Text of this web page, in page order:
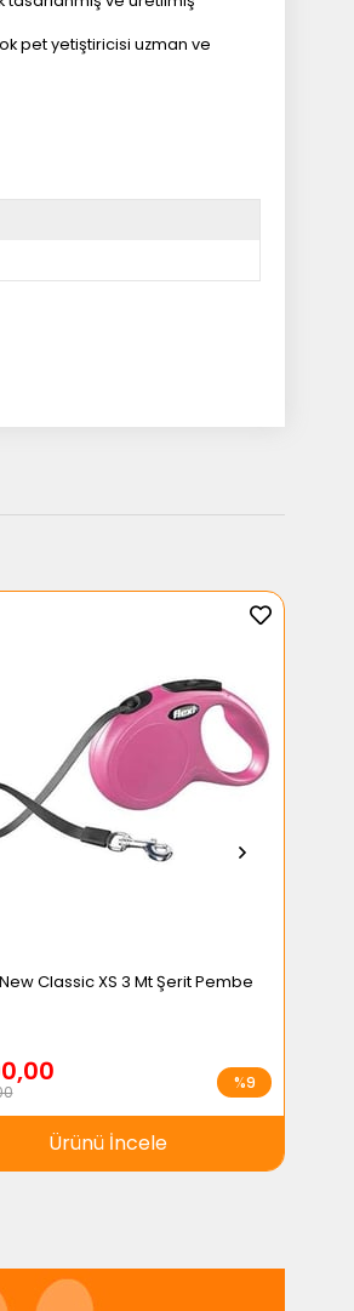
pet yetiştiricisi uzman ve
Classic XS 3 Mt Şerit Pembe
Ürünü İncele
%9